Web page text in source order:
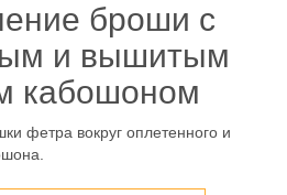
броши с
и вышитым
кабошоном
фетра вокруг оплетенного и